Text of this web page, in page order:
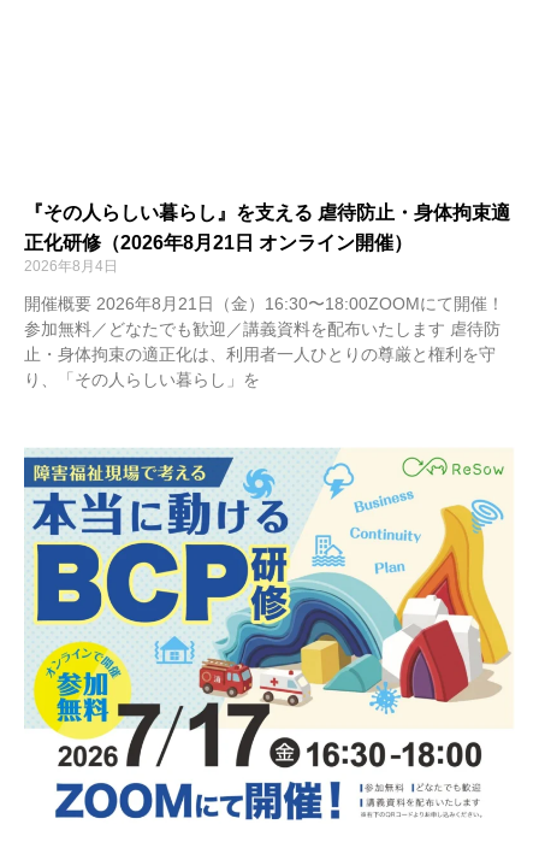
『その人らしい暮らし』を支える 虐待防止・身体拘束適
正化研修（2026年8月21日 オンライン開催）
2026年8月4日
開催概要 2026年8月21日（金）16:30〜18:00ZOOMにて開催！
参加無料／どなたでも歓迎／講義資料を配布いたします 虐待防
止・身体拘束の適正化は、利用者一人ひとりの尊厳と権利を守
り、「その人らしい暮らし」を